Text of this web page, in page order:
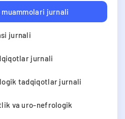
jurnali
jurnali
jurnali
tadqiqotlar jurnali
va uro-nefrologik